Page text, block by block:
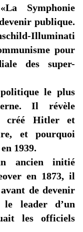
Symphonie
publique.
Illuminati
pour
des super-
le plus
Il révèle
créé Hitler et
et pourquoi
1939.
ancien initié
en 1873, il
de devenir
leader d’un
les officiels